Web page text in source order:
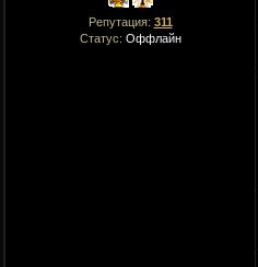
Репутация: 311
Статус: Оффлайн